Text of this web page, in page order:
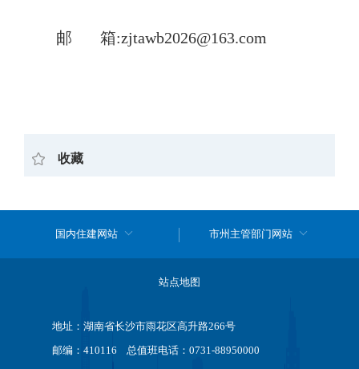
邮 箱:zjtawb2026@163.com
收藏
国内住建网站 市州主管部门网站
站点地图
地址：湖南省长沙市雨花区高升路266号
邮编：410116 总值班电话：0731-88950000